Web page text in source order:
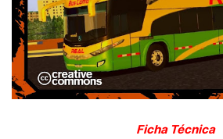
Ficha Técnica